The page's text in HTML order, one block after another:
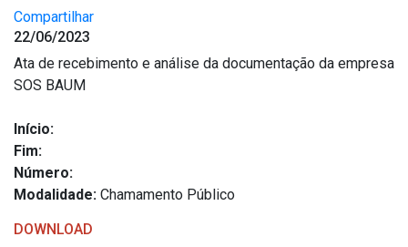
Compartilhar
22/06/2023
Ata de recebimento e análise da documentação da empresa
SOS BAUM
Início:
Fim:
Número:
Modalidade: Chamamento Público
DOWNLOAD